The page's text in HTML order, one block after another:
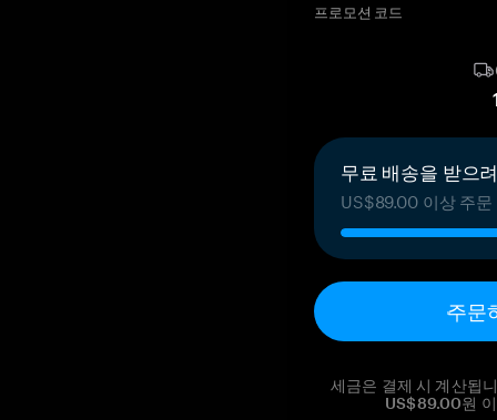
프로모션 코드
무료 배송을 받으
US$89.00 이상 주
주문
세금은 결제 시 계산됩
US$89.00원